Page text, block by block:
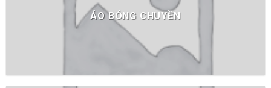
ÁO BÓNG CHUYỀN